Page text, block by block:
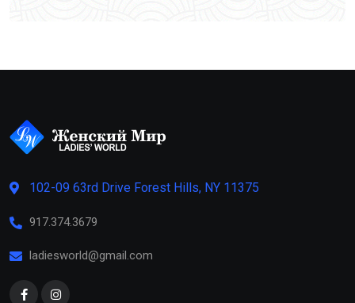
102-09 63rd Drive Forest Hills, NY 11375
917.374.3679
ladiesworld@gmail.com